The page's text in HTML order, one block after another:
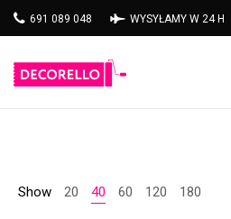
691 089 048 WYSYŁAMY W 24 H
Show 20 40 60 120 180